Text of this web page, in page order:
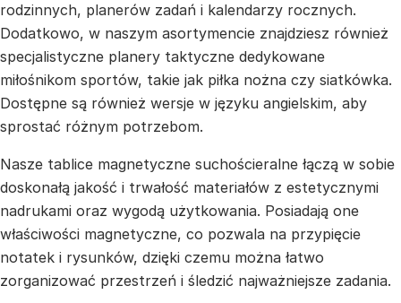
rodzinnych, planerów zadań i kalendarzy rocznych.
Dodatkowo, w naszym asortymencie znajdziesz również
specjalistyczne planery taktyczne dedykowane
miłośnikom sportów, takie jak piłka nożna czy siatkówka.
Dostępne są również wersje w języku angielskim, aby
sprostać różnym potrzebom.
Nasze tablice magnetyczne suchościeralne łączą w sobie
doskonałą jakość i trwałość materiałów z estetycznymi
nadrukami oraz wygodą użytkowania. Posiadają one
właściwości magnetyczne, co pozwala na przypięcie
notatek i rysunków, dzięki czemu można łatwo
zorganizować przestrzeń i śledzić najważniejsze zadania.